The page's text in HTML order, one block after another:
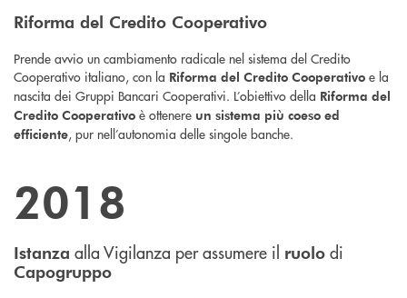
Riforma del Credito Cooperativo
Prende avvio un cambiamento radicale nel sistema del Credito
Cooperativo italiano, con la Riforma del Credito Cooperativo e la
nascita dei Gruppi Bancari Cooperativi. L’obiettivo della Riforma del
Credito Cooperativo è ottenere un sistema più coeso ed
efficiente, pur nell’autonomia delle singole banche.
2018
Istanza alla Vigilanza per assumere il ruolo di
Capogruppo